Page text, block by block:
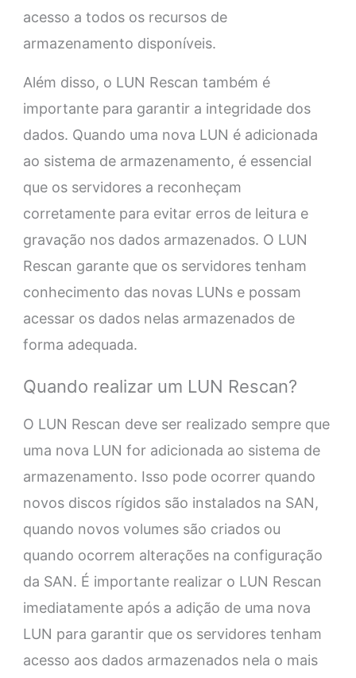
acesso a todos os recursos de
armazenamento disponíveis.
Além disso, o LUN Rescan também é
importante para garantir a integridade dos
dados. Quando uma nova LUN é adicionada
ao sistema de armazenamento, é essencial
que os servidores a reconheçam
corretamente para evitar erros de leitura e
gravação nos dados armazenados. O LUN
Rescan garante que os servidores tenham
conhecimento das novas LUNs e possam
acessar os dados nelas armazenados de
forma adequada.
Quando realizar um LUN Rescan?
O LUN Rescan deve ser realizado sempre que
uma nova LUN for adicionada ao sistema de
armazenamento. Isso pode ocorrer quando
novos discos rígidos são instalados na SAN,
quando novos volumes são criados ou
quando ocorrem alterações na configuração
da SAN. É importante realizar o LUN Rescan
imediatamente após a adição de uma nova
LUN para garantir que os servidores tenham
acesso aos dados armazenados nela o mais